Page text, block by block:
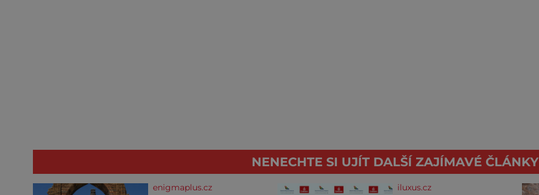
NENECHTE SI UJÍT DALŠÍ ZAJÍMAVÉ ČLÁNKY
enigmaplus.cz iluxus.cz